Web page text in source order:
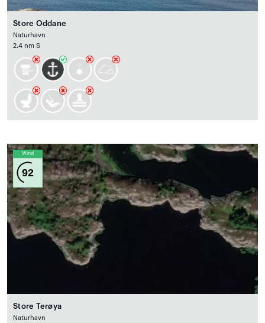
Store Oddane
Naturhavn
2.4 nm S
Wind
92
Store Terøya
Naturhavn